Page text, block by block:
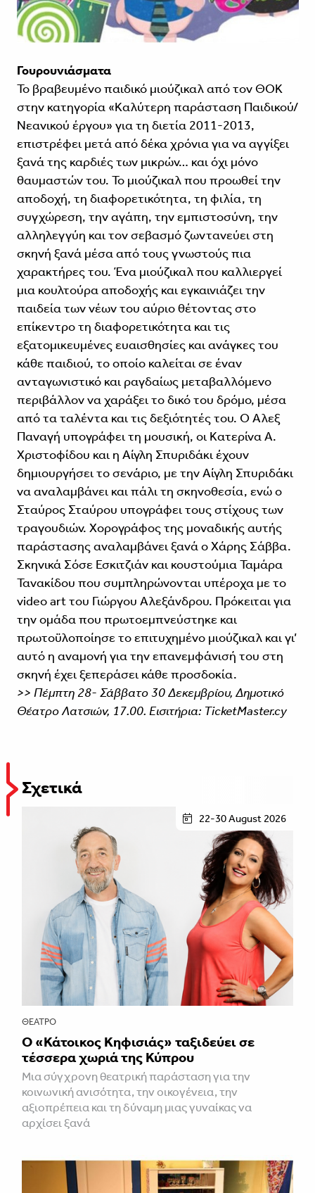
Γουρουνιάσματα
Το βραβευμένο παιδικό μιούζικαλ από τον ΘΟΚ
στην κατηγορία «Καλύτερη παράσταση Παιδικού/
Νεανικού έργου» για τη διετία 2011-2013,
επιστρέφει μετά από δέκα χρόνια για να αγγίξει
ξανά της καρδιές των μικρών… και όχι μόνο
θαυμαστών του. Το μιούζικαλ που προωθεί την
αποδοχή, τη διαφορετικότητα, τη φιλία, τη
συγχώρεση, την αγάπη, την εμπιστοσύνη, την
αλληλεγγύη και τον σεβασμό ζωντανεύει στη
σκηνή ξανά μέσα από τους γνωστούς πια
χαρακτήρες του. Ένα μιούζικαλ που καλλιεργεί
μια κουλτούρα αποδοχής και εγκαινιάζει την
παιδεία των νέων του αύριο θέτοντας στο
επίκεντρο τη διαφορετικότητα και τις
εξατομικευμένες ευαισθησίες και ανάγκες του
κάθε παιδιού, το οποίο καλείται σε έναν
ανταγωνιστικό και ραγδαίως μεταβαλλόμενο
περιβάλλον να χαράξει το δικό του δρόμο, μέσα
από τα ταλέντα και τις δεξιότητές του. Ο Άλεξ
Παναγή υπογράφει τη μουσική, οι Κατερίνα Α.
Χριστοφίδου και η Αίγλη Σπυριδάκι έχουν
δημιουργήσει το σενάριο, με την Αίγλη Σπυριδάκι
να αναλαμβάνει και πάλι τη σκηνοθεσία, ενώ ο
Σταύρος Σταύρου υπογράφει τους στίχους των
τραγουδιών. Χορογράφος της μοναδικής αυτής
παράστασης αναλαμβάνει ξανά ο Χάρης Σάββα.
Σκηνικά Σόσε Εσκιτζιάν και κουστούμια Ταμάρα
Τανακίδου που συμπληρώνονται υπέροχα με το
video art του Γιώργου Αλεξάνδρου. Πρόκειται για
την ομάδα που πρωτοεμπνεύστηκε και
πρωτοϋλοποίησε το επιτυχημένο μιούζικαλ και γι’
αυτό η αναμονή για την επανεμφάνισή του στη
σκηνή έχει ξεπεράσει κάθε προσδοκία.
>> Πέμπτη 28- Σάββατο 30 Δεκεμβρίου, Δημοτικό
Θέατρο Λατσιών, 17.00. Εισιτήρια: TicketMaster.cy
Σχετικά
22-30 August 2026
ΘΈΑΤΡΟ
Ο «Κάτοικος Κηφισιάς» ταξιδεύει σε
τέσσερα χωριά της Κύπρου
Μια σύγχρονη θεατρική παράσταση για την
κοινωνική ανισότητα, την οικογένεια, την
αξιοπρέπεια και τη δύναμη μιας γυναίκας να
αρχίσει ξανά